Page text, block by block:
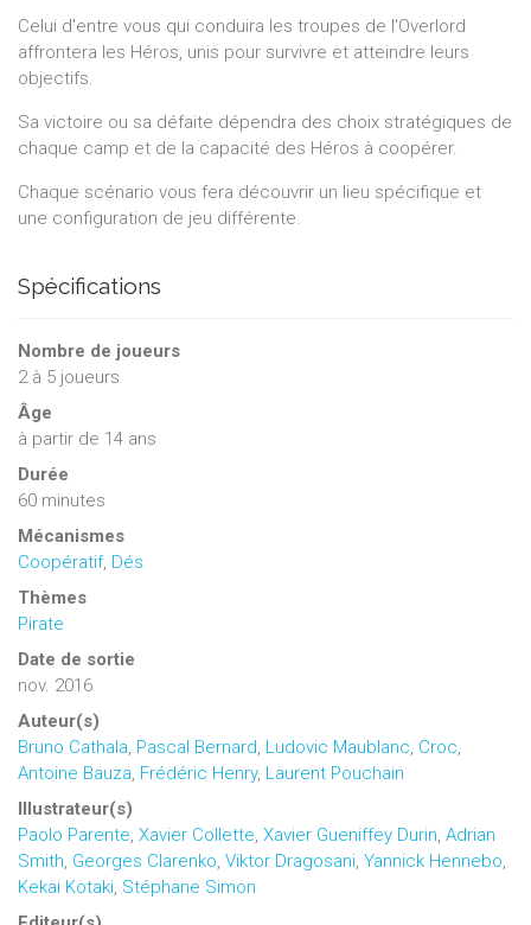
Celui d'entre vous qui conduira les troupes de l'Overlord
affrontera les Héros, unis pour survivre et atteindre leurs
objectifs.
Sa victoire ou sa défaite dépendra des choix stratégiques de
chaque camp et de la capacité des Héros à coopérer.
Chaque scénario vous fera découvrir un lieu spécifique et
une configuration de jeu différente.
Spécifications
Nombre de joueurs
2à 5 joueurs
Âge
à partir de 14 ans
Durée
60 minutes
Mécanismes
Coopératif, Dés
Thèmes
Pirate
Date de sortie
nov. 2016
Auteur(s)
Bruno Cathala, Pascal Bernard, Ludovic Maublanc, Croc,
Antoine Bauza, Frédéric Henry, Laurent Pouchain
Illustrateur(s)
Paolo Parente, Xavier Collette, Xavier Gueniffey Durin, Adrian
Smith, Georges Clarenko, Viktor Dragosani, Yannick Hennebo,
Kekai Kotaki, Stéphane Simon